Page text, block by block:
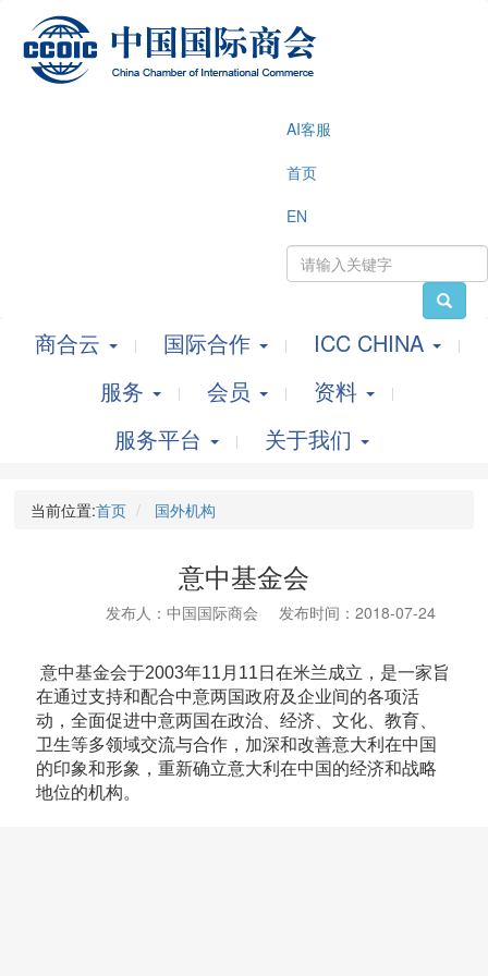
AI客服
首页
EN
商合云 国际合作
ICC CHINA
服务
会员
资料
服务平台
关于我们
当前位置:首页 国外机构
意中基金会
发布人：中国国际商会 发布时间：2018-07-24
意中基金会于2003年11月11日在米兰成立，是一家旨
在通过支持和配合中意两国政府及企业间的各项活
动，全面促进中意两国在政治、经济、文化、教育、
卫生等多领域交流与合作，加深和改善意大利在中国
的印象和形象，重新确立意大利在中国的经济和战略
地位的机构。